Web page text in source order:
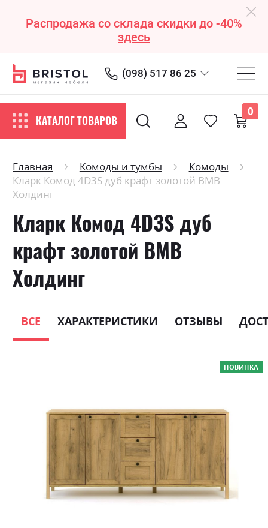
Распродажа со склада скидки до -40%
здесь
(098) 517 86 25
КАТАЛОГ ТОВАРОВ
0
Главная Комоды и тумбы
Комоды
Кларк Комод 4D3S дуб крафт золотой ВМВ
Холдинг
Кларк Комод 4D3S дуб
крафт золотой ВМВ
Холдинг
ВСЕ ХАРАКТЕРИСТИКИ ОТЗЫВЫ
НОВИНКА